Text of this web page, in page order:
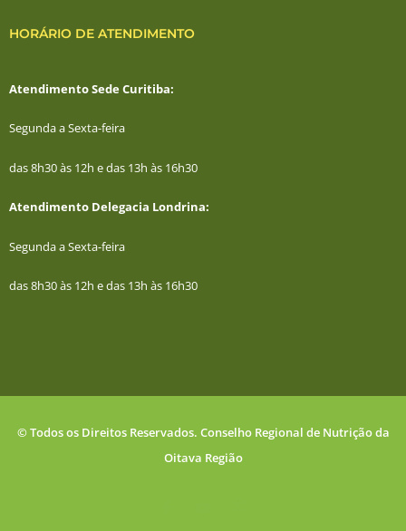
HORÁRIO DE ATENDIMENTO
Atendimento Sede Curitiba:
Segunda a Sexta-feira
das 8h30 às 12h e das 13h às 16h30
Atendimento Delegacia Londrina:
Segunda a Sexta-feira
das 8h30 às 12h e das 13h às 16h30
© Todos os Direitos Reservados. Conselho Regional de Nutrição da
Oitava Região